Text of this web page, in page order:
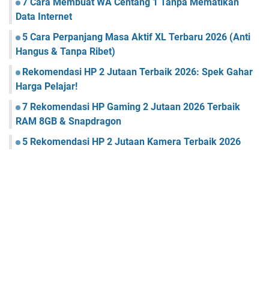
Data Internet
5 Cara Perpanjang Masa Aktif XL Terbaru 2026 (Anti
Hangus & Tanpa Ribet)
Rekomendasi HP 2 Jutaan Terbaik 2026: Spek Gahar
Harga Pelajar!
7 Rekomendasi HP Gaming 2 Jutaan 2026 Terbaik
RAM 8GB & Snapdragon
5 Rekomendasi HP 2 Jutaan Kamera Terbaik 2026